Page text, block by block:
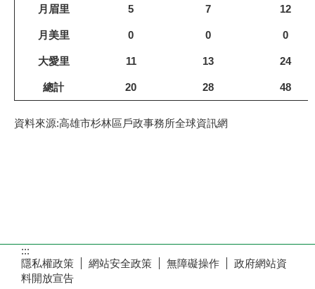
月眉里 5 7 12
月美里 0 0 0
大愛里 11 13 24
總計 20 28 48
資料來源:高雄市杉林區戶政事務所全球資訊網
:::
隱私權政策
網站安全政策 無障礙操作
政府網站資
料開放宣告